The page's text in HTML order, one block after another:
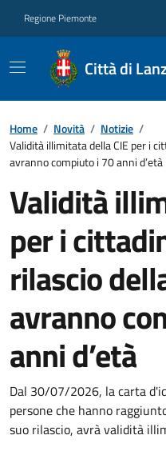
Regione Piemonte
Città di
Home / Novità / Notizie /
Validità illimitata della CIE per i
avranno compiuto i 70 anni d’età
Validità
per i
rilascio
avranno
anni d’età
Dal 30/07/2026, la carta
persone che hanno
suo rilascio, avrà validità